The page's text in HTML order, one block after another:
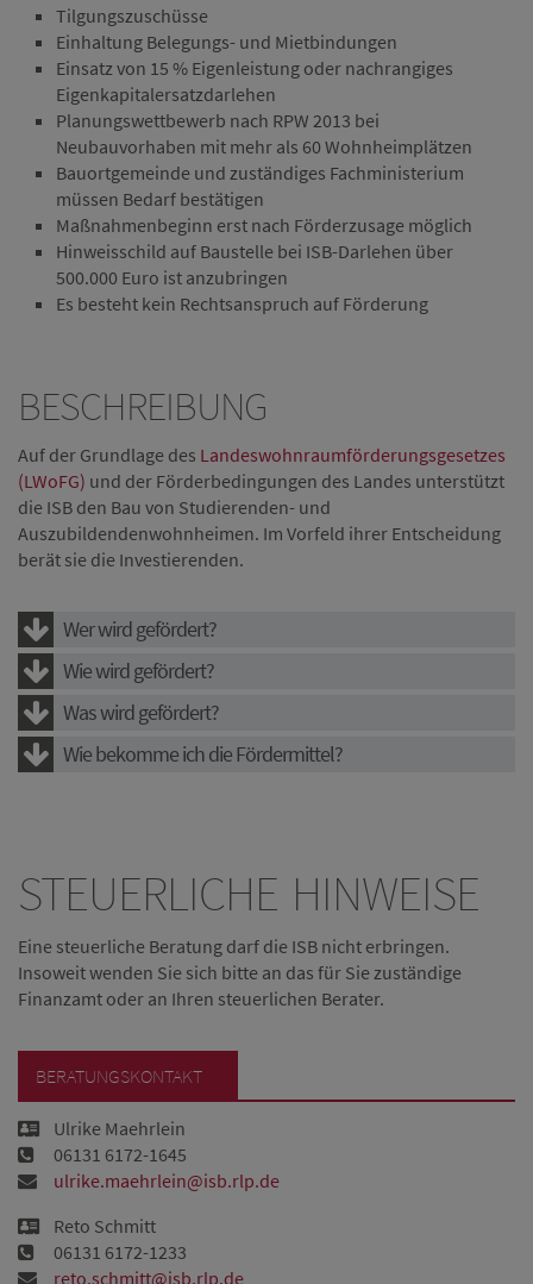
Tilgungszuschüsse
Einhaltung Belegungs- und Mietbindungen
Einsatz von 15 % Eigenleistung oder nachrangiges
Eigenkapitalersatzdarlehen
Planungswettbewerb nach RPW 2013 bei
Neubauvorhaben mit mehr als 60 Wohnheimplätzen
Bauortgemeinde und zuständiges Fachministerium
müssen Bedarf bestätigen
Maßnahmenbeginn erst nach Förderzusage möglich
Hinweisschild auf Baustelle bei ISB-Darlehen über
500.000 Euro ist anzubringen
Es besteht kein Rechtsanspruch auf Förderung
BESCHREIBUNG
Auf der Grundlage des Landeswohnraumförderungsgesetzes
(LWoFG) und der Förderbedingungen des Landes unterstützt
die ISB den Bau von Studierenden- und
Auszubildendenwohnheimen. Im Vorfeld ihrer Entscheidung
berät sie die Investierenden.
Wer wird gefördert?
Wie wird gefördert?
Was wird gefördert?
Wie bekomme ich die Fördermittel?
STEUERLICHE HINWEISE
Eine steuerliche Beratung darf die ISB nicht erbringen.
Insoweit wenden Sie sich bitte an das für Sie zuständige
Finanzamt oder an Ihren steuerlichen Berater.
BERATUNGSKONTAKT
Ulrike Maehrlein
06131 6172-1645
ulrike.maehrlein@isb.rlp.de
Reto Schmitt
06131 6172-1233
reto.schmitt@isb.rlp.de